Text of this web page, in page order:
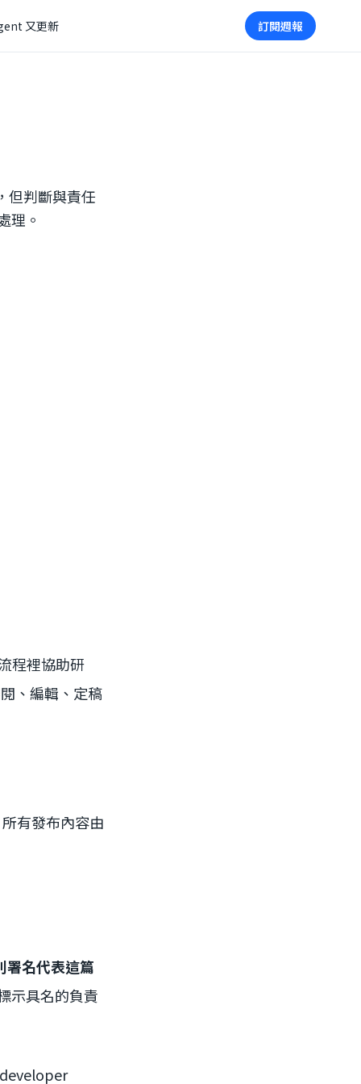
又更新 訂閱週報
但判斷與責任
理。
程裡協助研
、編輯、定稿
有發布內容由
署名代表這篇
示具名的負責